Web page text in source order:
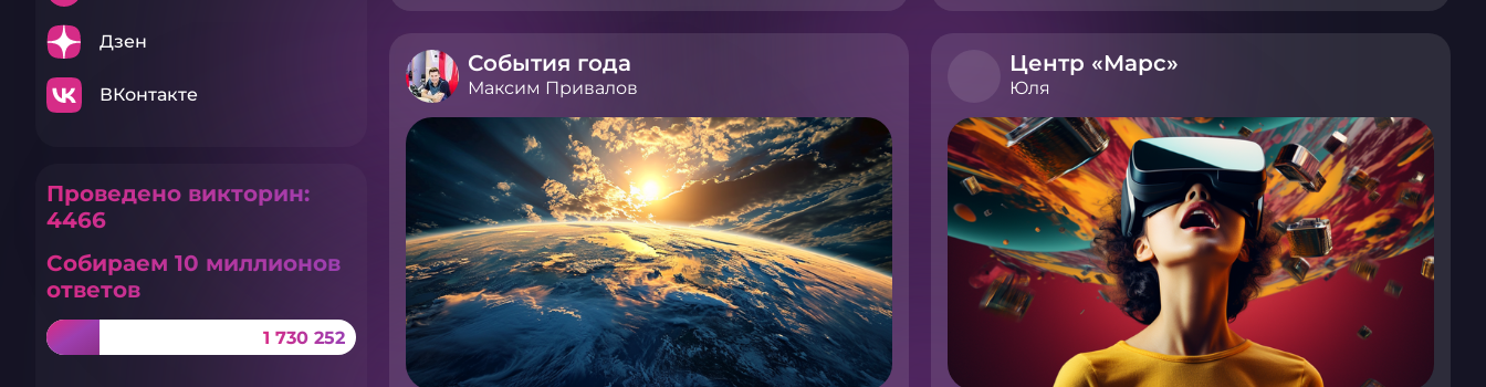
Дзен
ВКонтакте
Проведено викторин:
4466
Собираем 10 миллионов
ответов
1 730 252
События года
Максим Привалов
Центр «Марс»
Юля